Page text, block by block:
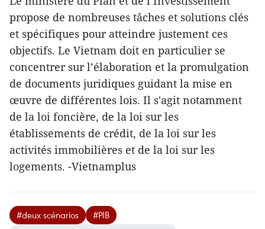
propose de nombreuses tâches et solutions clés
et spécifiques pour atteindre justement ces
objectifs. Le Vietnam doit en particulier se
concentrer sur l’élaboration et la promulgation
de documents juridiques guidant la mise en
œuvre de différentes lois. Il s'agit notamment
de la loi foncière, de la loi sur les
établissements de crédit, de la loi sur les
activités immobilières et de la loi sur les
logements. -Vietnamplus
#deux scénarios
#PIB